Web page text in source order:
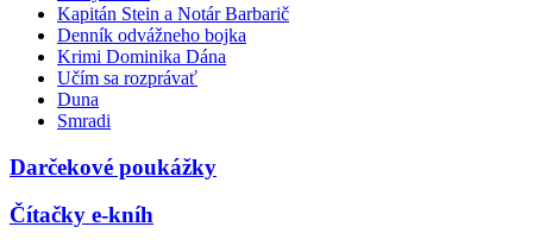
Kapitán Stein a Notár Barbarič
Denník odvážneho bojka
Krimi Dominika Dána
Učím sa rozprávať
Duna
Smradi
Darčekové poukážky
Čítačky e-kníh